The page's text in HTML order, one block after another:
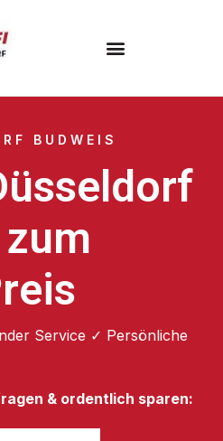
BUDWEIS
Service ✓ Persönliche
& ordentlich sparen: